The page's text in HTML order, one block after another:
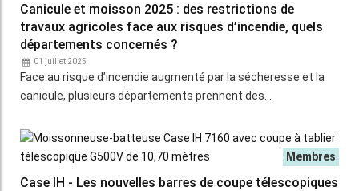
Canicule et moisson 2025 : des restrictions de
travaux agricoles face aux risques d’incendie, quels
départements concernés ?
01 juillet 2025
Face au risque d’incendie augmenté par la sécheresse et la
canicule, plusieurs départements prennent des…
Case IH - Les nouvelles barres de coupe télescopiques